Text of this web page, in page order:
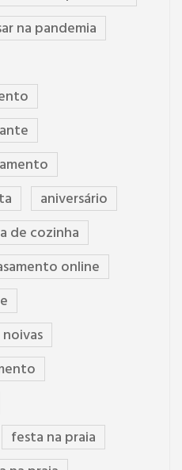
na pandemia
aniversário
de cozinha
online
noivas
festa na praia